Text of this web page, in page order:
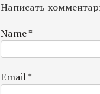
Написать
Name*
Email*